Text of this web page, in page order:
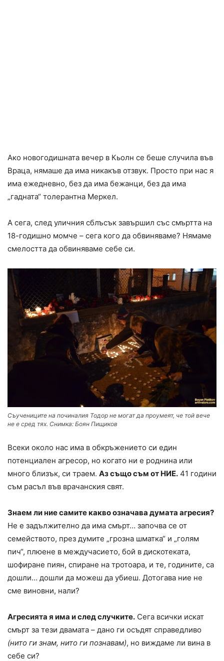
Ако новогодишната вечер в Кьолн се беше случила във
Враца, нямаше да има никакъв отзвук. Просто при нас я
има ежедневно, без да има бежанци, без да има
„гадната“ толерантна Меркел.
А сега, след уличния сблъсък завършил със смъртта на
18-годишно момче – сега кого да обвиняваме? Нямаме
смелостта да обвиняваме себе си.
Съучениците на починалия Тодор не могат да проумеят, че той вече
не е сред тях. Снимка: Боян Пищиков
Всеки около нас има в обкръжението си един
потенциален агресор, но когато ни е роднина или
много близък, си траем. Аз също съм от НИЕ. 41 години
съм расъл във врачанския свят.
Знаем ли ние самите какво означава думата агресия?
Не е задължително да има смърт… започва се от
семейството, през думите „грозна шматка“ и „голям
пич“, плюене в междучасието, бой в дискотеката,
шофиране пиян, спиране на тротоара, и те, годините, са
дошли… дошли да можеш да убиеш. Дотогава ние не
сме виновни, нали?
Агресията я има и след случките. Сега всички искат
смърт за тези двамата – дано ги осъдят справедливо
(нито ги знам, нито ги познавам), но виждаме ли вина в
себе си?